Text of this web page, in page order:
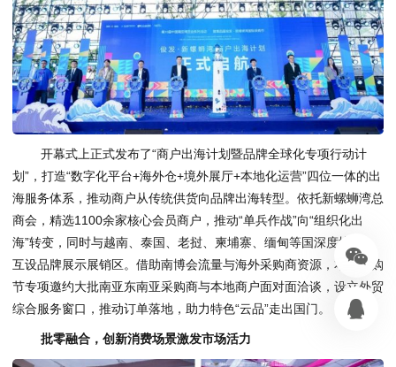
开幕式上正式发布了“商户出海计划暨品牌全球化专项行动计
划”，打造“数字化平台+海外仓+境外展厅+本地化运营”四位一体的出
海服务体系，推动商户从传统供货向品牌出海转型。依托新螺蛳湾总
商会，精选1100余家核心会员商户，推动“单兵作战”向“组织化出
海”转变，同时与越南、泰国、老挝、柬埔寨、缅甸等国深度协作，
互设品牌展示展销区。借助南博会流量与海外采购商资源，本届采购
节专项邀约大批南亚东南亚采购商与本地商户面对面洽谈，设立外贸
综合服务窗口，推动订单落地，助力特色“云品”走出国门。
批零融合，创新消费场景激发市场活力